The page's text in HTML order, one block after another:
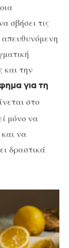
σβήσει τις
και την
για τη
στο
μόνο να
και να
δραστικά